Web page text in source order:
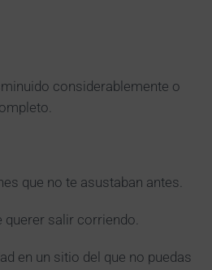
considerablemente o
que no te asustaban antes.
querer salir corriendo.
en un sitio del que no puedas